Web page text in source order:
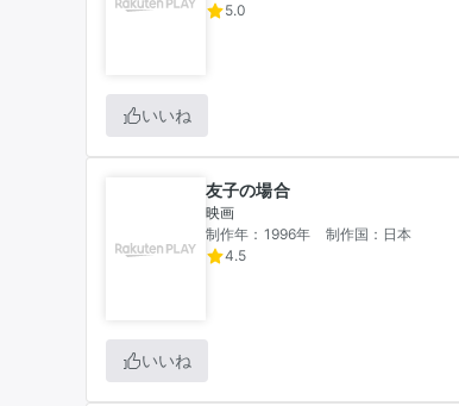
5.0
いいね
友子の場合
映画
制作年：1996年
制作国：日本
4.5
いいね